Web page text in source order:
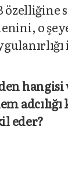
o
hangisi
adcılığı
eder?